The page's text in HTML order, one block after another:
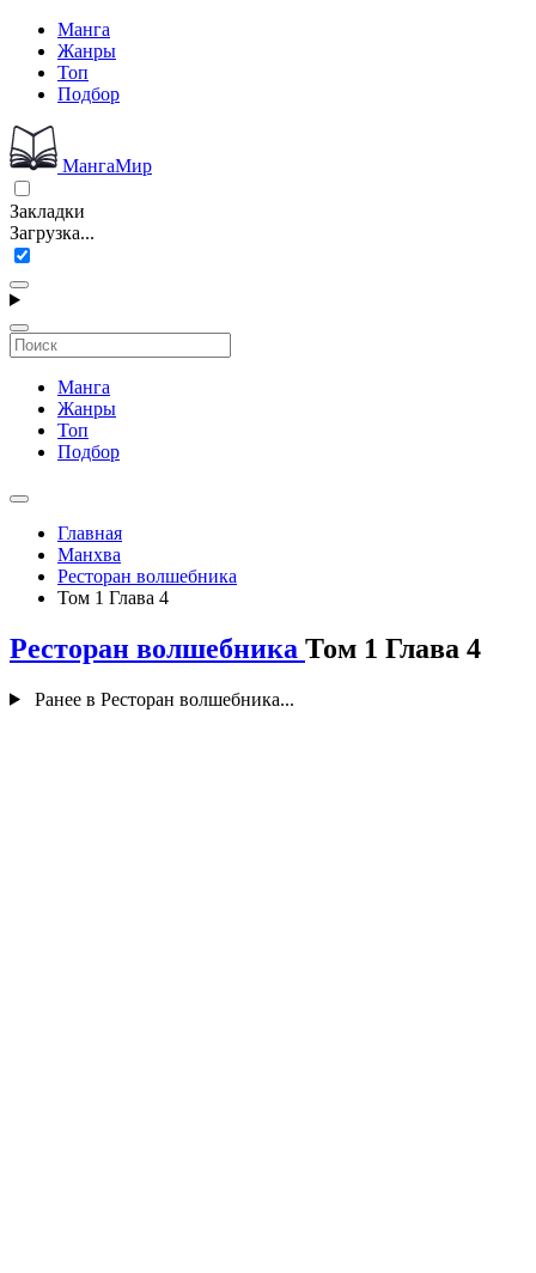
Манга
Жанры
Топ
Подбор
МангаМир
Закладки
Загрузка...
Манга
Жанры
Топ
Подбор
Главная
Манхва
Ресторан волшебника
Том 1 Глава 4
Ресторан волшебника Том 1 Глава 4
Ранее в Ресторан волшебника...